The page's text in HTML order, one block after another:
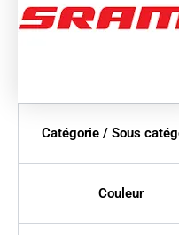
Catégorie / Sous
Couleur